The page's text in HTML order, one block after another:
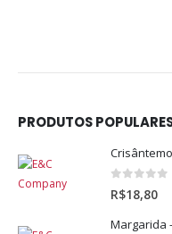
PRODUTOS
out of
R$18,80
Margarida